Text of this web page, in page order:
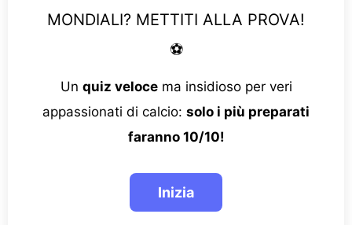
MONDIALI? METTITI ALLA PROVA!
⚽
Un quiz velocema insidioso per veri
appassionati di calcio: solo i più preparati
faranno 10/10!